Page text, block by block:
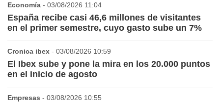
Economía - 03/08/2026 11:04
España recibe casi 46,6 millones de visitantes
en el primer semestre, cuyo gasto sube un 7%
Cronica ibex - 03/08/2026 10:59
El Ibex sube y pone la mira en los 20.000 puntos
en el inicio de agosto
Empresas - 03/08/2026 10:55